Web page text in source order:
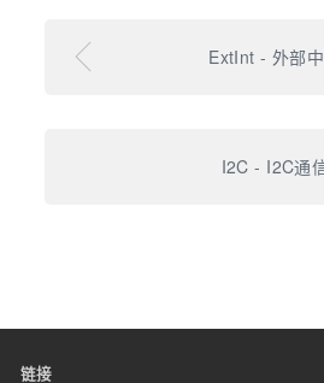
ExtInt - 外部
I2C - I2C通
链接